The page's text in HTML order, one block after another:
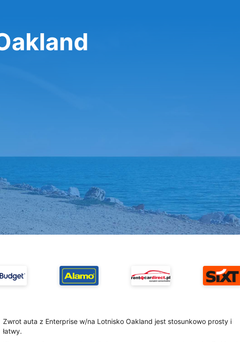
Zwrot auta z Enterprise w/na Lotnisko Oakland jest stosunkowo prosty i
łatwy.